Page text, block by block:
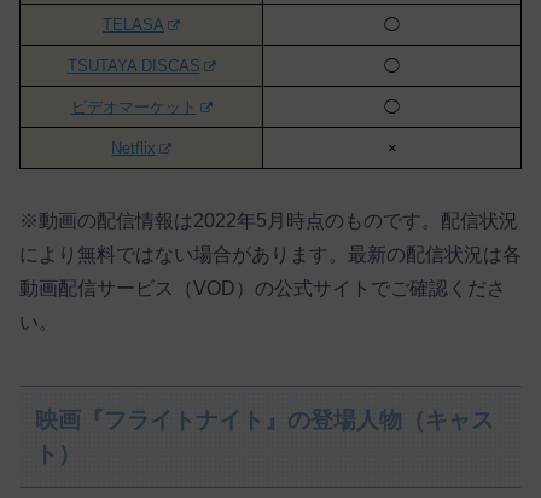
TELASA ◯
TSUTAYA DISCAS ◯
ビデオマーケット ◯
Netflix ×
※動画の配信情報は2022年5月時点のものです。配信状況
により無料ではない場合があります。最新の配信状況は各
動画配信サービス（VOD）の公式サイトでご確認くださ
い。
映画『フライトナイト』の登場人物（キャス
ト）